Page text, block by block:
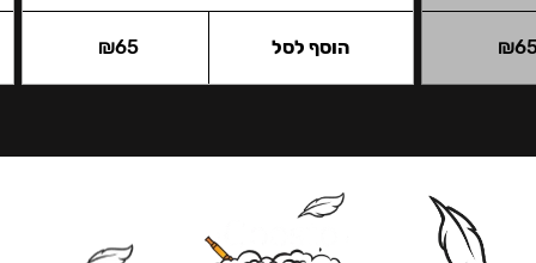
₪
₪65 הוסף לסל